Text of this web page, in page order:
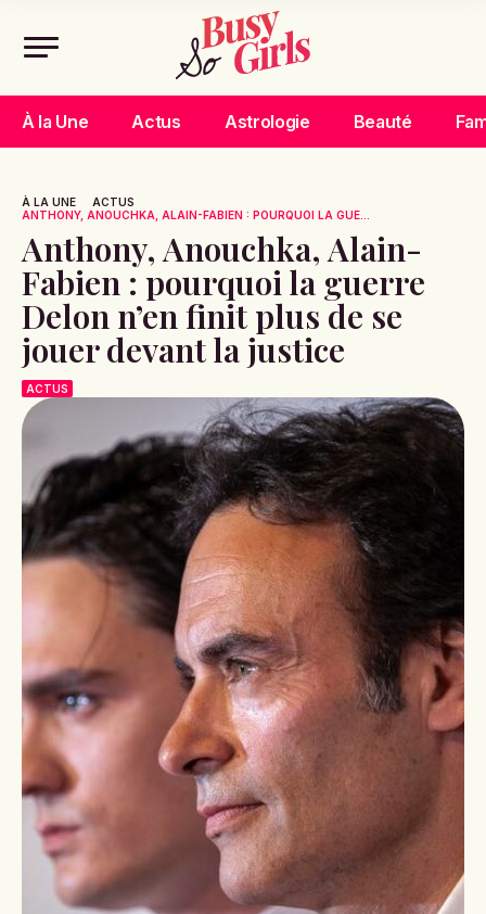
À la Une Actus Astrologie Beauté
À LA UNE
ACTUS
ANTHONY, ANOUCHKA, ALAIN-FABIEN : POURQUOI LA GUE...
Anthony, Anouchka, Alain-
Fabien : pourquoi la guerre
Delon n’en finit plus de se
jouer devant la justice
ACTUS